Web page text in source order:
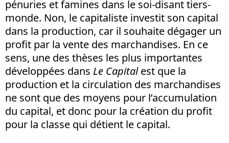
pénuries et famines dans le soi-disant tiers-
monde. Non, le capitaliste investit son capital
dans la production, car il souhaite dégager un
profit par la vente des marchandises. En ce
sens, une des thèses les plus importantes
développées dans Le Capitalest que la
production et la circulation des marchandises
ne sont que des moyens pour l’accumulation
du capital, et donc pour la création du profit
pour la classe qui détient le capital.